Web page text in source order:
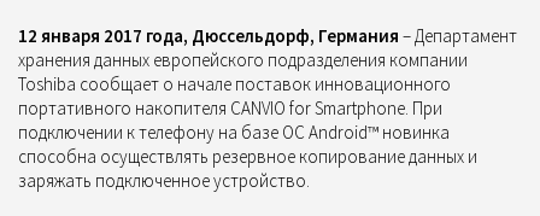
12 января 2017 года, Дюссельдорф, Германия – Департамент
хранения данных европейского подразделения компании
Toshiba сообщает о начале поставок инновационного
портативного накопителя CANVIO for Smartphone. При
подключении к телефону на базе ОС Android™ новинка
способна осуществлять резервное копирование данных и
заряжать подключенное устройство.